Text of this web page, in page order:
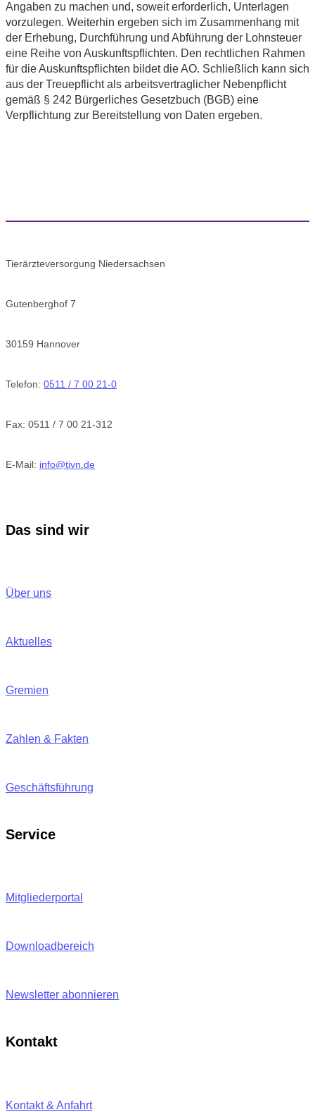
Angaben zu machen und, soweit erforderlich, Unterlagen
vorzulegen. Weiterhin ergeben sich im Zusammenhang mit
der Erhebung, Durchführung und Abführung der Lohnsteuer
eine Reihe von Auskunftspflichten. Den rechtlichen Rahmen
für die Auskunftspflichten bildet die AO. Schließlich kann sich
aus der Treuepflicht als arbeitsvertraglicher Nebenpflicht
gemäß § 242 Bürgerliches Gesetzbuch (BGB) eine
Verpflichtung zur Bereitstellung von Daten ergeben.
Tierärzteversorgung Niedersachsen
Gutenberghof 7
30159 Hannover
Telefon: 0511 / 7 00 21-0
Fax: 0511 / 7 00 21-312
E-Mail: info@tivn.de
Das sind wir
Über uns
Aktuelles
Gremien
Zahlen & Fakten
Geschäftsführung
Service
Mitgliederportal
Downloadbereich
Newsletter abonnieren
Kontakt
Kontakt & Anfahrt